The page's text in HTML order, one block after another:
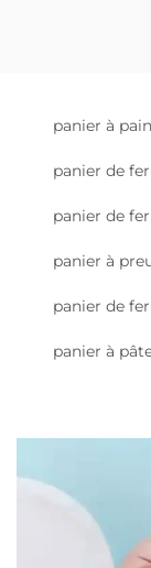
panier à
panier de
panier de
panier à
panier de
panier à